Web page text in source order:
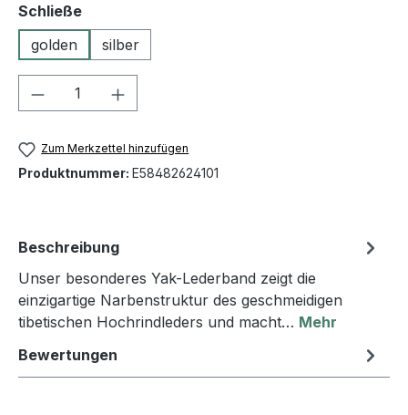
Schließeauswählen
golden
silber
Produkt Anzahl: Gib den
Zum Merkzettel hinzufügen
Produktnummer: E58482624101
Beschreibung
Unser besonderes Yak-Lederband zeigt die
einzigartige Narbenstruktur des geschmeidigen
tibetischen Hochrindleders und macht… Mehr
Bewertungen